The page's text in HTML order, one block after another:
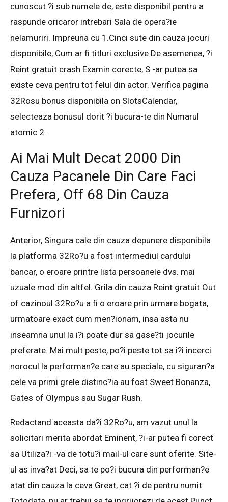
cunoscut ?i sub numele de, este disponibil pentru a
raspunde oricaror intrebari Sala de opera?ie
nelamuriri. Impreuna cu 1.Cinci sute din cauza jocuri
disponibile, Cum ar fi titluri exclusive De asemenea, ?i
Reint gratuit crash Examin corecte, S -ar putea sa
existe ceva pentru tot felul din actor. Verifica pagina
32Rosu bonus disponibila on SlotsCalendar,
selecteaza bonusul dorit ?i bucura-te din Numarul
atomic 2.
Ai Mai Mult Decat 2000 Din
Cauza Pacanele Din Care Faci
Prefera, Off 68 Din Cauza
Furnizori
Anterior, Singura cale din cauza depunere disponibila
la platforma 32Ro?u a fost intermediul cardului
bancar, o eroare printre lista persoanele dvs. mai
uzuale mod din altfel. Grila din cauza Reint gratuit Out
of cazinoul 32Ro?u a fi o eroare prin urmare bogata,
urmatoare exact cum men?ionam, insa asta nu
inseamna unul la i?i poate dur sa gase?ti jocurile
preferate. Mai mult peste, po?i peste tot sa i?i incerci
norocul la performan?e care au speciale, cu siguran?a
cele va primi grele distinc?ia au fost Sweet Bonanza,
Gates of Olympus sau Sugar Rush.
Redactand aceasta da?i 32Ro?u, am vazut unul la
solicitari merita abordat Eminent, ?i-ar putea fi corect
sa Utiliza?i -va de totu?i mail-ul care sunt oferite. Site-
ul as inva?at Deci, sa te po?i bucura din performan?e
atat din cauza la ceva Great, cat ?i de pentru numit.